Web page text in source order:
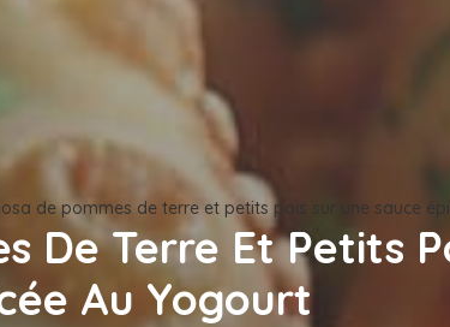
de pommes de terre et petits pois sur une sauce
De Terre Et Petits
Au Yogourt